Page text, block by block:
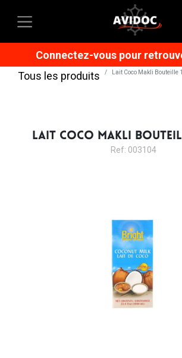
Connectez-vous pour
Tous les produits
Lait Coco Makli Bouteille
LAIT COCO MAKLI
Ref: 003104